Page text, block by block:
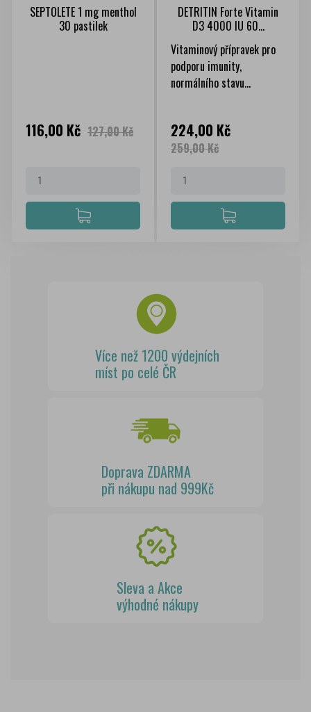
SEPTOLETE 1 mg menthol
30 pastilek
Cena
116,00 Kč Běžná
127,00 Kč
DETRITIN Forte Vitamin
D3 4000 IU 60...
Vitaminový přípravek pro
podporu imunity,
normálního stavu...
Cena
224,00 Kč
259,00 Kč
Více než 1200 výdejních
míst po celé ČR
Doprava ZDARMA
při nákupu nad 999Kč
Sleva a Akce
výhodné nákupy